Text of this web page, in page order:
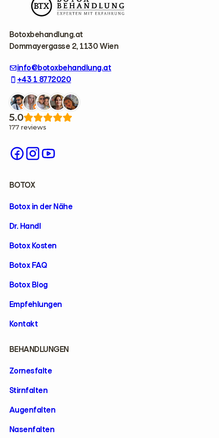
Botoxbehandlung.at
Dommayergasse 2, 1130 Wien
info@botoxbehandlung.at
+43 1 8772020
5.0
177 reviews
BOTOX
Botox in der Nähe
Dr. Handl
Botox Kosten
Botox FAQ
Botox Blog
Empfehlungen
Kontakt
BEHANDLUNGEN
Zornesfalte
Stirnfalten
Augenfalten
Nasenfalten